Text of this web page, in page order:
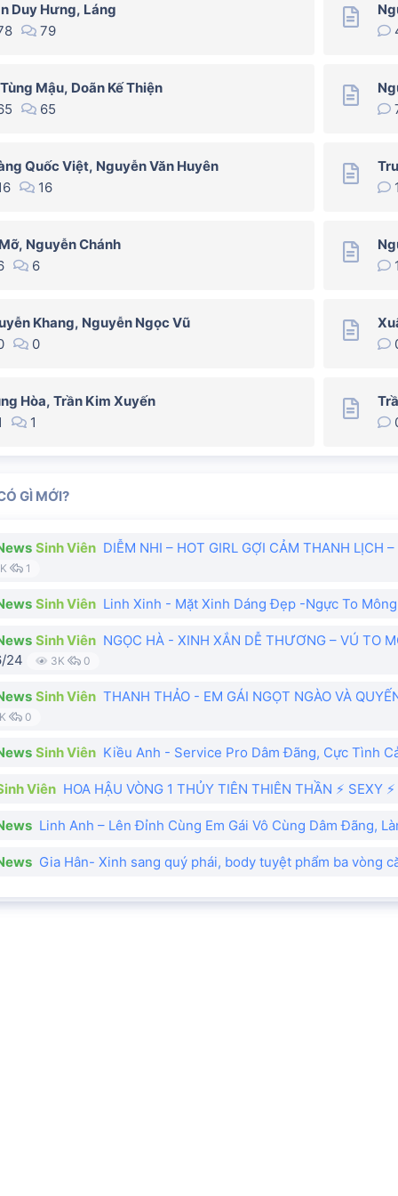
Duy Hưng, Láng
79
Mậu, Doãn Kế Thiện
65
Quốc Việt, Nguyễn Văn Huyên
16
Nguyễn Chánh
6
Khang, Nguyễn Ngọc Vũ
0
Hòa, Trần Kim Xuyến
1
GÌ MỚI?
Sinh Viên DIỄM NHI – HOT GIRL GỢI CẢM THANH LỊCH
1
Sinh Viên Linh Xinh - Mặt Xinh Dáng Đẹp -Ngực To
Sinh Viên NGỌC HÀ - XINH XẮN DỄ THƯƠNG – VÚ TO
24
3K 0
Sinh Viên THANH THẢO - EM GÁI NGỌT NGÀO VÀ
0
Sinh Viên Kiều Anh - Service Pro Dâm Đãng, Cực Tình
Viên HOA HẬU VÒNG 1 THỦY TIÊN THIÊN THẦN ⚡ SEXY ⚡
Linh Anh – Lên Đỉnh Cùng Em Gái Vô Cùng Dâm Đãng,
Gia Hân- Xinh sang quý phái, body tuyệt phẩm ba vòng